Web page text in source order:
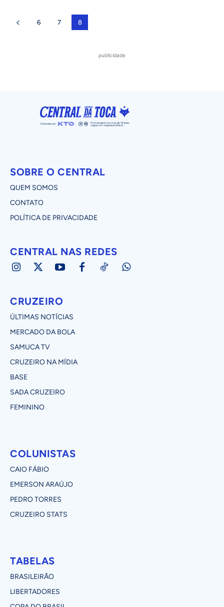
6 7 8
publicidade
SOBRE O CENTRAL
QUEM SOMOS
CONTATO
POLÍTICA DE PRIVACIDADE
CENTRAL NAS REDES
CRUZEIRO
ÚLTIMAS NOTÍCIAS
MERCADO DA BOLA
SAMUCA TV
CRUZEIRO NA MÍDIA
BASE
SADA CRUZEIRO
FEMININO
COLUNISTAS
CAIO FÁBIO
EMERSON ARAÚJO
PEDRO TORRES
CRUZEIRO STATS
TABELAS
BRASILEIRÃO
LIBERTADORES